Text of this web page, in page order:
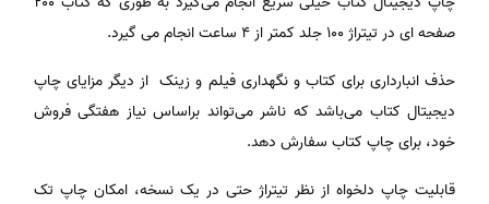
صفحه ‌ای در تیتراژ ۱۰۰ جلد کمتر از ۴ ساعت انجام می ‎گیرد.
حذف انبارداری برای کتاب و نگهداری فیلم و زینک‎ ‎ از دیگر مزایای چاپ
دیجیتال کتاب می‌باشد که ناشر می‌تواند براساس نیاز هفتگی فروش
خود، برای چاپ کتاب سفارش دهد.
قابلیت چاپ دلخواه از نظر تیتراژ حتی در یک نسخه، امکان چاپ تک